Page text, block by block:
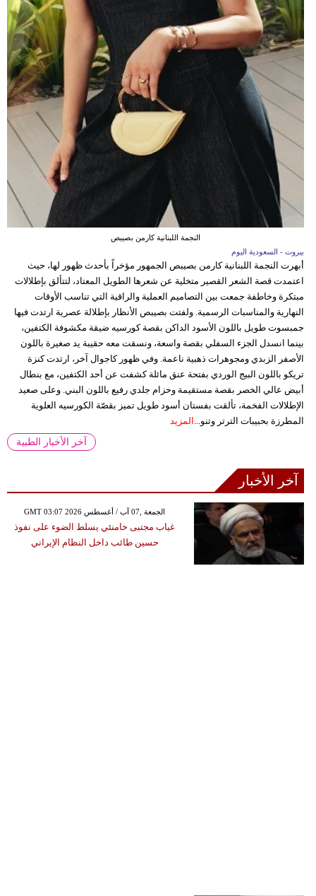
النجمة اللبنانية كارمن بصيبص
بيروت - السعودية اليوم
أبهرت النجمة اللبنانية كارمن بصيبص الجمهور مؤخراً بأحدث ظهور لها، حيث
اعتمدت قصة الشعر القصير متخلية عن شعرها الطويل المعتاد، لتتألق بإطلالات
مبتكرة وخاطفة جمعت بين التصاميم العملية والراقية التي تناسب الأوقات
النهارية والمناسبات الرسمية. ولفتت بصيبص الأنظار بإطلالة عصرية ارتدت فيها
جمبسوت طويل باللون الأسود الداكن بقصة كورسيه ضيقة مكشوفة الكتفين،
بينما انسدل الجزء السفلي بقصة واسعة، ونسقت معه حقيبة يد صغيرة باللون
الأصفر الزبدي ومجوهرات ذهبية ناعمة. وفي ظهور كاجوال آخر، ارتدت كنزة
تريكو باللون البيج الوردي بفتحة عنق مائلة كشفت عن أحد الكتفين، مع بنطال
أبيض عالي الخصر بقصة مستقيمة وحزام جلدي رفيع باللون البني. وعلى صعيد
الإطلالات الفخمة، تألقت بفستان أسود طويل تميز بقصّة الكورسيه العلوية
المطرزة بحبيبات الترتر وتنو...
المزيد
آخر الأخبار الطبية
آخر الأخبار
GMT 03:07 2026 الجمعة ,07 آب / أغسطس
غياب مجتبى خامنئي يسلط الضوء على نفوذ
حسين طائب داخل النظام الإيراني